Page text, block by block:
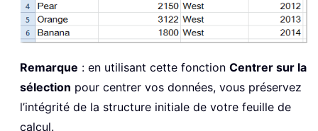
Remarque : en utilisant cette fonction Centrer sur la
sélection pour centrer vos données, vous préservez
l’intégrité de la structure initiale de votre feuille de
calcul.